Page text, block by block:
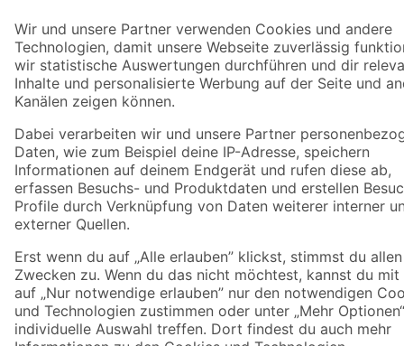
Umständen nicht in allen Märkten verfügbar. Die angegebenen Verfügbarkeiten beziehen
sich auf den unter "Mein Markt" ausgewählten toom Baumarkt. Alle Angebote und
Produkte nur solange der Vorrat reicht.
*Paketversand ab 59 € versandkostenfrei, gilt nicht für Artikel mit Speditionsversand, hier
fallen zusätzliche Versandkosten an.
Nutzungsbedingungen
Widerrufsrecht
Vertrag widerrufen
Barrierefreiheit
© 2026 toom Baumarkt GmbH